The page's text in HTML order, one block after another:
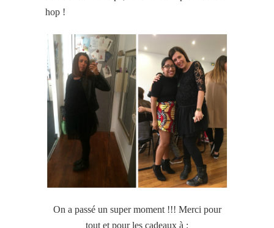
hop !
On a passé un super moment !!! Merci pour
tout et pour les cadeaux à :